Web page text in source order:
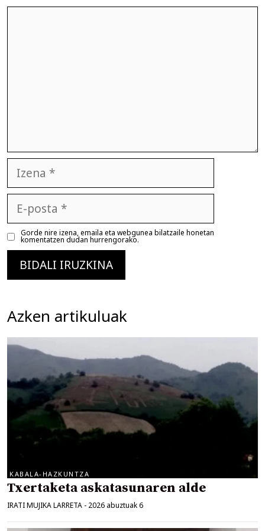
posta
Gorde nire izena, emaila eta webgunea bilatzaile honetan
komentatzen dudan hurrengorako.
Azken artikuluak
KABALA-HAZKUNTZA
Txertaketa askatasunaren alde
IRATI MUJIKA LARRETA - 2026 abuztuak 6